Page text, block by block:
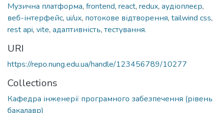
Музична платформа, frontend, react, redux, аудіоплеєр,
веб-інтерфейс, ui/ux, потокове відтворення, tailwind css,
rest api, vite, адаптивність, тестування.
URI
https://repo.nung.edu.ua/handle/123456789/10277
Collections
Кафедра інженерії програмного забезпечення (рівень
бакалавр)